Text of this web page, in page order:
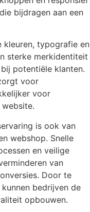
bijdragen aan een
kleuren, typografie en
sterke merkidentiteit
potentiële klanten.
voor
voor
is ook van
webshop. Snelle
en veilige
van
Door te
bedrijven de
opbouwen.